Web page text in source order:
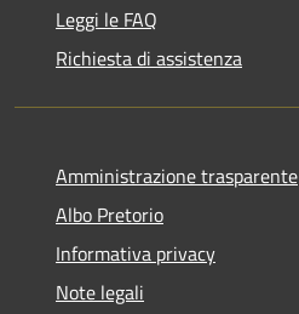
Leggi le FAQ
Richiesta di assistenza
Amministrazione trasparente
Albo Pretorio
Informativa privacy
Note legali